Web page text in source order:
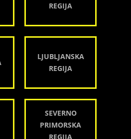
REGIJA
LJUBLJANSKA
REGIJA
SEVERNO
PRIMORSKA
REGIJA